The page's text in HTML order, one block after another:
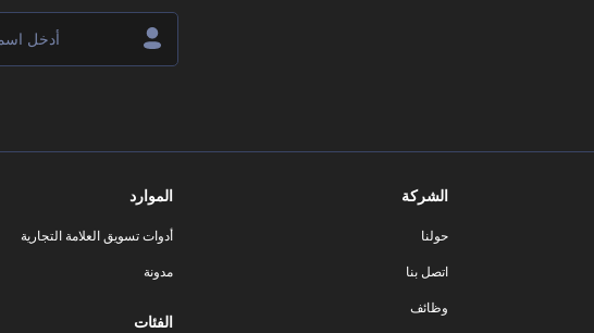
الشركة
حولنا
اتصل بنا
وظائف
الموارد
أدوات تسويق العلامة التجارية
مدونة
الفئات